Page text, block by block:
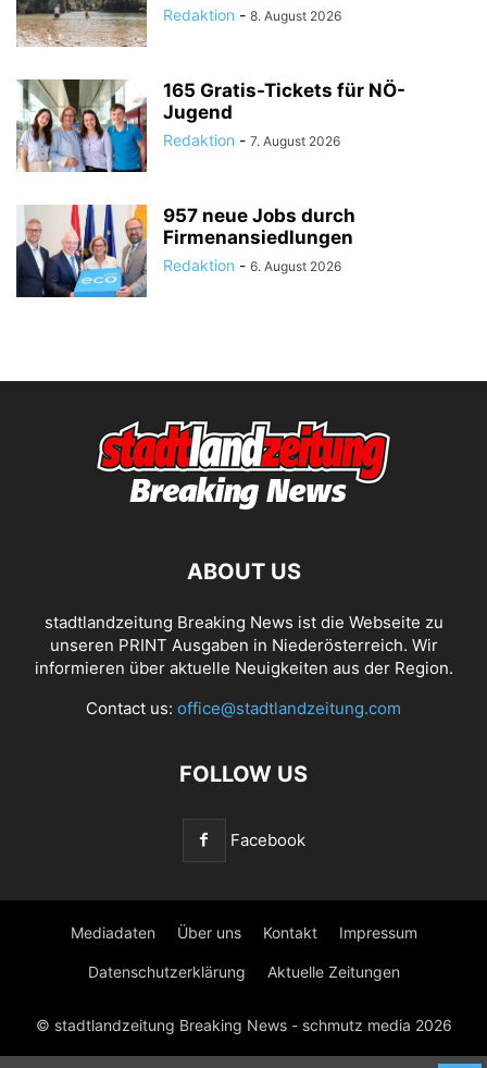
Redaktion - 8. August 2026
165 Gratis-Tickets für NÖ-
Jugend
Redaktion - 7. August 2026
957 neue Jobs durch
Firmenansiedlungen
Redaktion - 6. August 2026
ABOUT US
stadtlandzeitung Breaking News ist die Webseite zu
unseren PRINT Ausgaben in Niederösterreich. Wir
informieren über aktuelle Neuigkeiten aus der Region.
Contact us: office@stadtlandzeitung.com
FOLLOW US
Facebook
Mediadaten Über uns Kontakt Impressum
Datenschutzerklärung Aktuelle Zeitungen
© stadtlandzeitung Breaking News - schmutz media 2026